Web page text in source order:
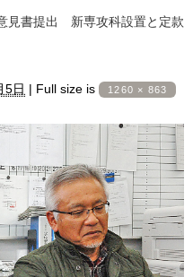
見書提出 新専攻科設置と定款
5日 | Full size is 1260 × 863